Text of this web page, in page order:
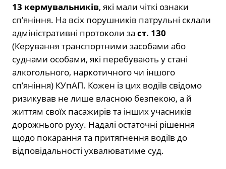
13 кермувальників, які мали чіткі ознаки
сп’яніння. На всіх порушників патрульні склали
адміністративні протоколи за ст. 130
(Керування транспортними засобами або
суднами особами, які перебувають у стані
алкогольного, наркотичного чи іншого
сп’яніння) КУпАП. Кожен із цих водіїв свідомо
ризикував не лише власною безпекою, а й
життям своїх пасажирів та інших учасників
дорожнього руху. Надалі остаточні рішення
щодо покарання та притягнення водіїв до
відповідальності ухвалюватиме суд.